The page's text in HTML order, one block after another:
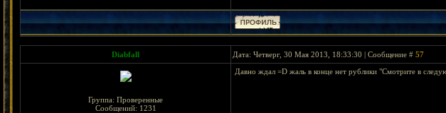
Diabfall Дата: Четверг, 30 Мая 2013, 18:33:30 | Сообщение # 57
Группа: Проверенные
Сообщений: 1231
Давно ждал =D жаль в конце нет рублики "Смотрите в